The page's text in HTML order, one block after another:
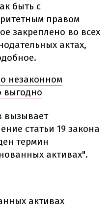
быть с
правом
закреплено во всех
актах,
незаконном
выгодно
вызывает
статьи 19 закона
термин
активах".
активах